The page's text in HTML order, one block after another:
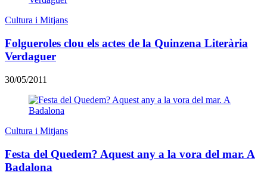
Cultura i Mitjans
Folgueroles clou els actes de la Quinzena Literària
Verdaguer
30/05/2011
Cultura i Mitjans
Festa del Quedem? Aquest any a la vora del mar. A
Badalona